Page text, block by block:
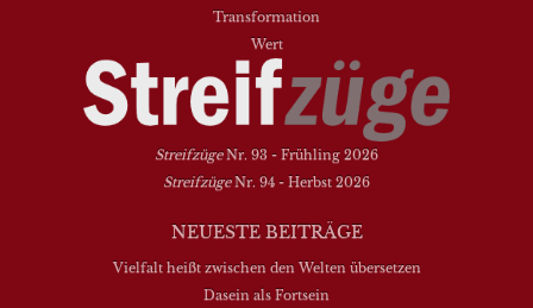
Transformation
Wert
StreifzügeNr. 93 - Frühling 2026
StreifzügeNr. 94 - Herbst 2026
NEUESTE BEITRÄGE
Vielfalt heißt zwischen den Welten übersetzen
Dasein als Fortsein